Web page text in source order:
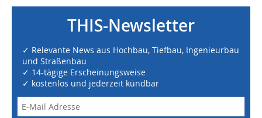
THIS-Newsletter
✓ Relevante News aus Hochbau, Tiefbau, Ingenieurbau
und Straßenbau
✓ 14-tägige Erscheinungsweise
✓ kostenlos und jederzeit kündbar